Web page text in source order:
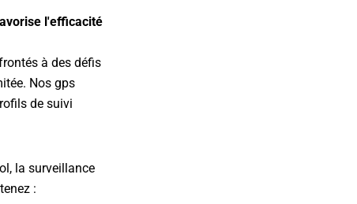
l'efficacité
à des défis
Nos gps
de suivi
la surveillance
: